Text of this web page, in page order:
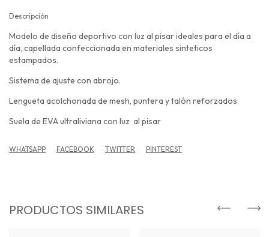
Descripción
Modelo de diseño deportivo con luz al pisar ideales para el día a
día, capellada confeccionada en materiales sinteticos
estampados.
Sistema de ajuste con abrojo.
Lengueta acolchonada de mesh, puntera y talón reforzados.
Suela de EVA ultraliviana con luz al pisar
WHATSAPP FACEBOOK TWITTER PINTEREST
PRODUCTOS SIMILARES